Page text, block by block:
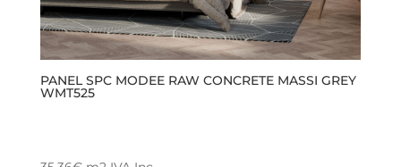
PANEL SPC MODEE RAW CONCRETE MASSI GREY
WMT525